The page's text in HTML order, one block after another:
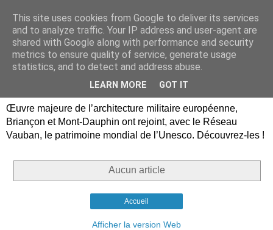
Briançon, Mont-Dauphin,
Vauban Unesco Hautes-
Œuvre majeure de l’architecture militaire européenne,
Briançon et Mont-Dauphin ont rejoint, avec le Réseau
Vauban, le patrimoine mondial de l’Unesco. Découvrez-les !
Aucun article
Accueil
Afficher la version Web
This site uses cookies from Google to deliver its services
and to analyze traffic. Your IP address and user-agent are
shared with Google along with performance and security
metrics to ensure quality of service, generate usage
statistics, and to detect and address abuse.
LEARN MORE GOT IT